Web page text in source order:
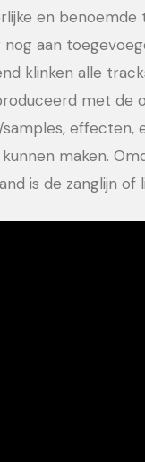
en benoemde
nog aan
klinken alle
met de
samples, effecten,
kunnen maken.
is de zanglijn